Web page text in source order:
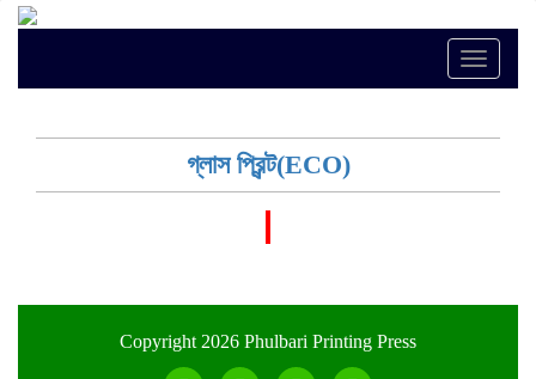
Toggle
গ্লাস প্রিন্ট(ECO)
Copyright 2026 Phulbari Printing Press